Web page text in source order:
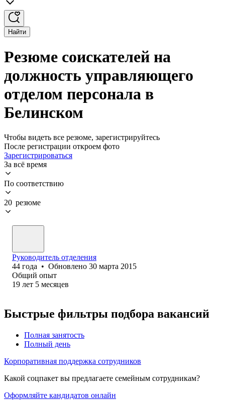
Найти
Резюме соискателей на
должность управляющего
отделом персонала в
Белинском
Чтобы видеть все резюме, зарегистрируйтесь
После регистрации откроем фото
Зарегистрироваться
За всё время
По соответствию
20 резюме
Руководитель отделения
44 года • Обновлено 30 марта 2015
Общий опыт
19 лет 5 месяцев
Быстрые фильтры подбора вакансий
Полная занятость
Полный день
Корпоративная поддержка сотрудников
Какой соцпакет вы предлагаете семейным сотрудникам?
Оформляйте кандидатов онлайн